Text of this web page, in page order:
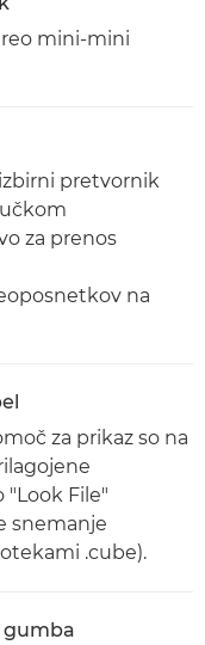
mini-mini
pretvornik
za prenos
na
za prikaz so na
File"
snemanje
.cube).
gumba